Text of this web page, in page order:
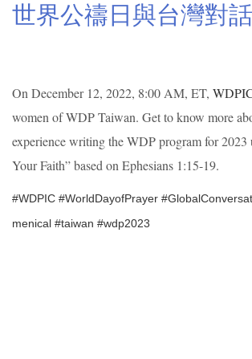
世界公禱日與台灣對話
On December 12, 2022, 8:00 AM, ET,
women of WDP Taiwan. Get to know more
experience writing the WDP program for
Your Faith” based on Ephesians 1:15-19.
#WDPIC #WorldDayofPrayer
menical #taiwan #wdp2023